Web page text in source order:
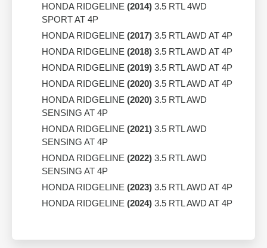
HONDA RIDGELINE (2014) 3.5 RTL 4WD
SPORT AT 4P
HONDA RIDGELINE (2017) 3.5 RTL AWD AT 4P
HONDA RIDGELINE (2018) 3.5 RTL AWD AT 4P
HONDA RIDGELINE (2019) 3.5 RTL AWD AT 4P
HONDA RIDGELINE (2020) 3.5 RTL AWD AT 4P
HONDA RIDGELINE (2020) 3.5 RTL AWD
SENSING AT 4P
HONDA RIDGELINE (2021) 3.5 RTL AWD
SENSING AT 4P
HONDA RIDGELINE (2022) 3.5 RTL AWD
SENSING AT 4P
HONDA RIDGELINE (2023) 3.5 RTL AWD AT 4P
HONDA RIDGELINE (2024) 3.5 RTL AWD AT 4P